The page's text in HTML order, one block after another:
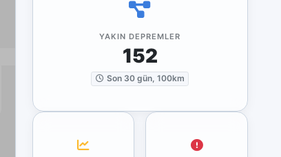
YAKIN DEPREMLER
152
Son 30 gün, 100km